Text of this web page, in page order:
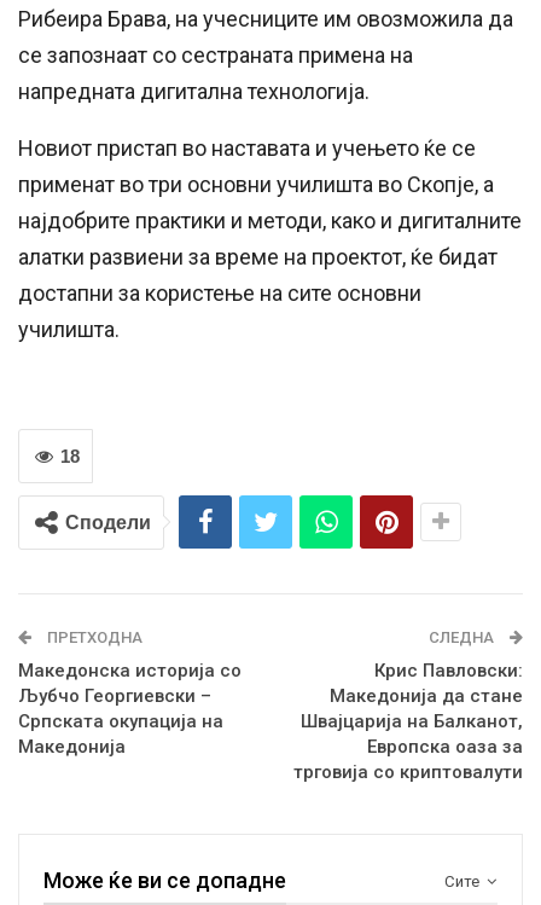
Рибеира Брава, на учесниците им овозможила да
се запознаат со сестраната примена на
напредната дигитална технологија.
Новиот пристап во наставата и учењето ќе се
применат во три основни училишта во Скопје, а
најдобрите практики и методи, како и дигиталните
алатки развиени за време на проектот, ќе бидат
достапни за користење на сите основни
училишта.
18
Сподели
ПРЕТХОДНА
Македонска историја со
Љубчо Георгиевски –
Српската окупација на
Македонија
СЛЕДНА
Крис Павловски:
Македонија да стане
Швајцарија на Балканот,
Европска оаза за
трговија со криптовалути
Сите
Може ќе ви се допадне